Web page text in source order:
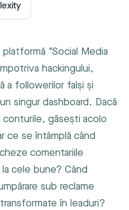
"Social Media
hackingului,
a followerilor falși și
singur dashboard. Dacă
conturile, găsești acolo
ce se întâmplă când
comentariile
cele bune? Când
sub reclame
în leaduri?